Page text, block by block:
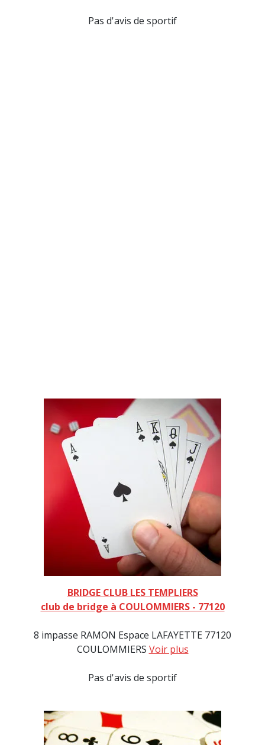
Pas d'avis de sportif
BRIDGE CLUB LES TEMPLIERS
club de bridge à COULOMMIERS - 77120
8 impasse RAMON Espace LAFAYETTE 77120
COULOMMIERS Voir plus
Pas d'avis de sportif